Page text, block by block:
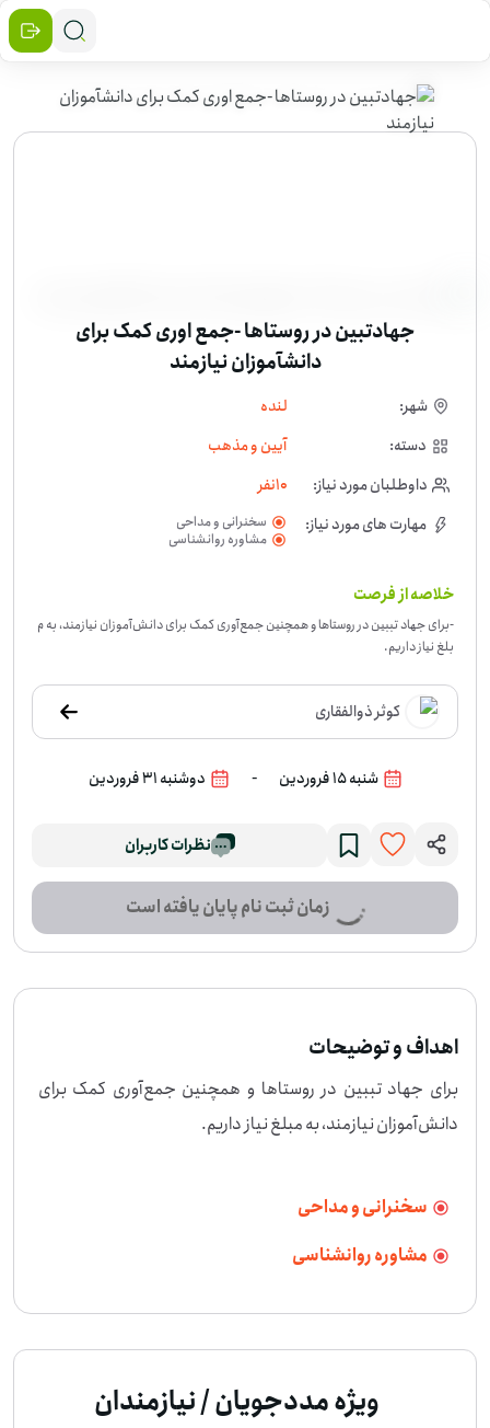
جهادتبین در روستاها -جمع اوری کمک برای
دانشآموزان نیازمند
شهر:
لنده
دسته:
آیین و مذهب
داوطلبان مورد نیاز:
10نفر
مهارت های مورد نیاز:
سخنرانی و مداحی
مشاوره روانشناسی
خلاصه از فرصت
-برای جهاد تببین در روستاها و همچنین جمع‌آوری کمک برای دانش‌آموزان نیازمند، به م
بلغ نیاز داریم.
کوثر ذوالفقاری
شنبه 15 فروردین - دوشنبه 31 فروردین
نظرات کاربران
زمان ثبت نام پایان یافته است
اهداف و توضیحات
برای جهاد تببین در روستاها و همچنین جمع‌آوری کمک برای
دانش‌آموزان نیازمند، به مبلغ نیاز داریم.
سخنرانی و مداحی
مشاوره روانشناسی
ویژه مددجویان / نیازمندان